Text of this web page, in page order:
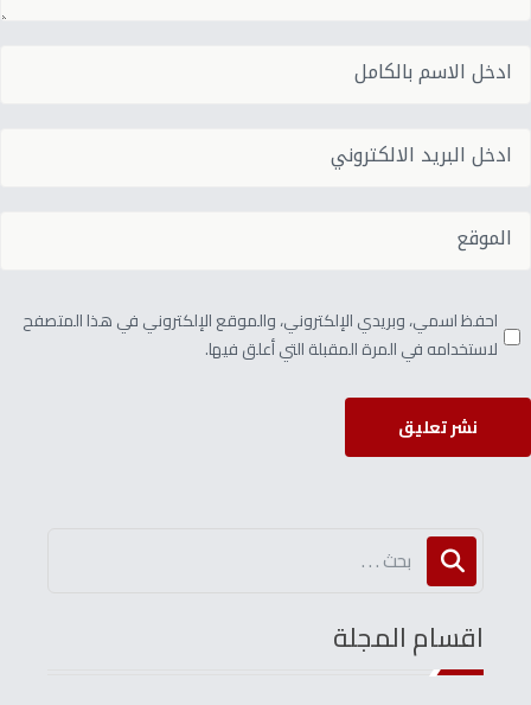
احفظ اسمي، وبريدي الإلكتروني، والموقع الإلكتروني في هذا المتصفح
لاستخدامه في المرة المقبلة التي أعلق فيها.
نشر تعليق
اقسام المجلة